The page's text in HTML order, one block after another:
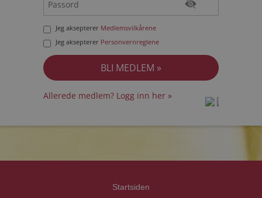
Jeg aksepterer Medlemsvilkårene
Jeg aksepterer Personvernreglene
Allerede medlem? Logg inn her »
Startsiden